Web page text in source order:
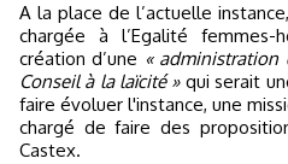
A la place de l’actuelle
chargée à l’Egalité
création d’une « administration
Conseil à la laïcité »qui serait
faire évoluer l'instance, une
chargé de faire des
Castex.